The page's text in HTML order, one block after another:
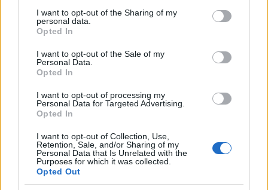
not limited to your visit or usage behaviour. You may click to
grant or deny consent to Google and its third-party tags to
use your data for below specified purposes in below Google
consent section.
I want to opt-out of the Sharing of my
personal data.
Opted In
I want to opt-out of the Sale of my
Personal Data.
Opted In
I want to opt-out of processing my
Personal Data for Targeted Advertising.
Opted In
I want to opt-out of Collection, Use,
Retention, Sale, and/or Sharing of my
Personal Data that Is Unrelated with the
Purposes for which it was collected.
Opted Out
AiAdhubMedia